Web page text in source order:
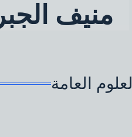
منيف الجبر
العلوم العامة